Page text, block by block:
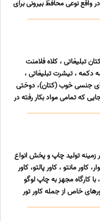
واقع نوعی محافظ بیرونی برای
... ...
تبلیغاتی ، کلاه فلامنت
، تیشرت تبلیغاتی ،
جنسی خوب (کتان)، دوختی
که تمامی مواد بکار رفته در
با سابقه 11 ساله در زمینه تولید چاپ و پخش انواع
مانتو ، کاور پالتو، کاور
کارگاه مجهز به چاپ لوگو
خاص از جمله کاور تور